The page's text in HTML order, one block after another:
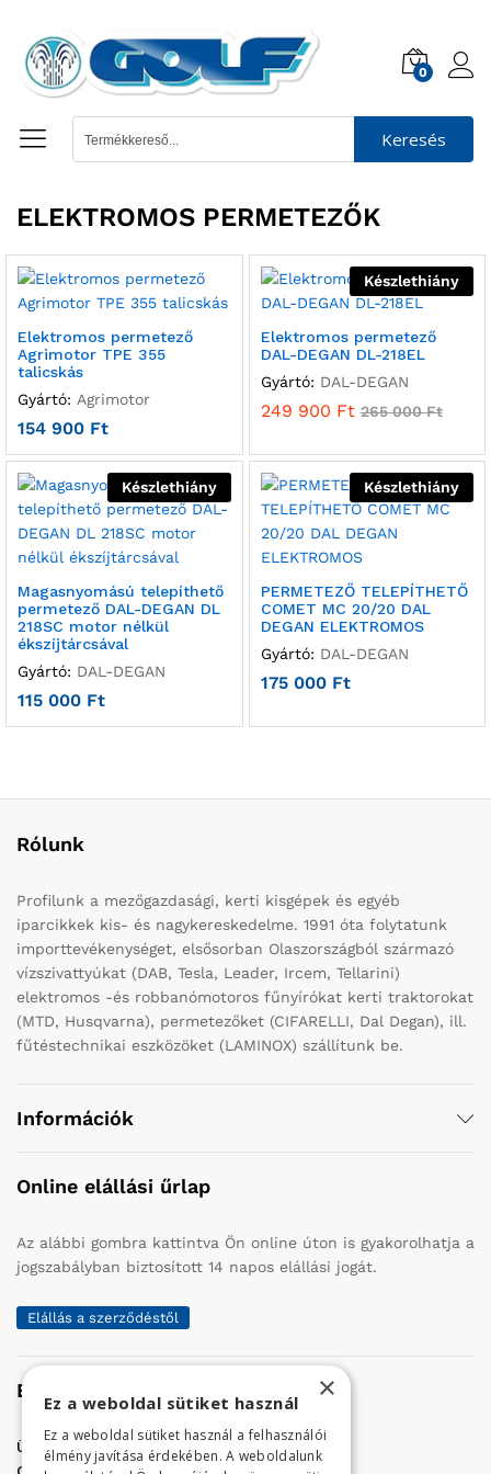
0
Keresés
ELEKTROMOS PERMETEZŐK
Elektromos permetező
Agrimotor TPE 355
talicskás
Gyártó: Agrimotor
154 900 Ft
Készlethiány
Elektromos permetező
DAL-DEGAN DL-218EL
Gyártó: DAL-DEGAN
249 900 Ft 265 000Ft
Készlethiány
Magasnyomású telepíthető
permetező DAL-DEGAN DL
218SC motor nélkül
ékszíjtárcsával
Gyártó: DAL-DEGAN
115 000 Ft
Készlethiány
PERMETEZŐ TELEPÍTHETŐ
COMET MC 20/20 DAL
DEGAN ELEKTROMOS
Gyártó: DAL-DEGAN
175 000 Ft
Rólunk
Profilunk a mezőgazdasági, kerti kisgépek és egyéb
iparcikkek kis- és nagykereskedelme. 1991 óta folytatunk
importtevékenységet, elsősorban Olaszországból származó
vízszivattyúkat (DAB, Tesla, Leader, Ircem, Tellarini)
elektromos -és robbanómotoros fűnyírókat kerti traktorokat
(MTD, Husqvarna), permetezőket (CIFARELLI, Dal Degan), ill.
fűtéstechnikai eszközöket (LAMINOX) szállítunk be.
Információk
Online elállási űrlap
Az alábbi gombra kattintva Ön online úton is gyakorolhatja a
jogszabályban biztosított 14 napos elállási jogát.
Elállás a szerződéstől
Elérhetőség
Üzletünk címe:
Szolnok, Vércse út 17.
Golf Center Áruház:
06 (56) 423-324
×
Ez a weboldal sütiket használ
Ez a weboldal sütiket használ a felhasználói
élmény javítása érdekében. A weboldalunk